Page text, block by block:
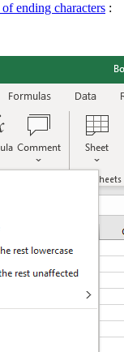
ending characters :